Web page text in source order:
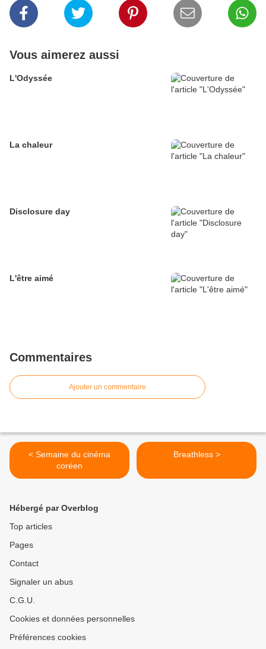
Vous aimerez aussi
L'Odyssée
La chaleur
Disclosure day
L'être aimé
Commentaires
Ajouter un commentaire
< Semaine du cinéma
coréen
Breathless >
Hébergé par Overblog
Top articles
Pages
Contact
Signaler un abus
C.G.U.
Cookies et données personnelles
Préférences cookies